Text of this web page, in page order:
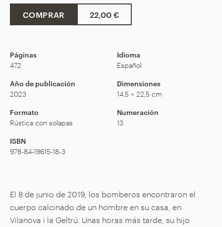
COMPRAR 22,00 €
Páginas
472
Idioma
Español
Año de publicación
2023
Dimensiones
14,5 × 22,5 cm
Formato
Rústica con solapas
Numeración
13
ISBN
978-84-19615-18-3
El 8 de junio de 2019, los bomberos encontraron el
cuerpo calcinado de un hombre en su casa, en
Vilanova i la Geltrú. Unas horas más tarde, su hijo